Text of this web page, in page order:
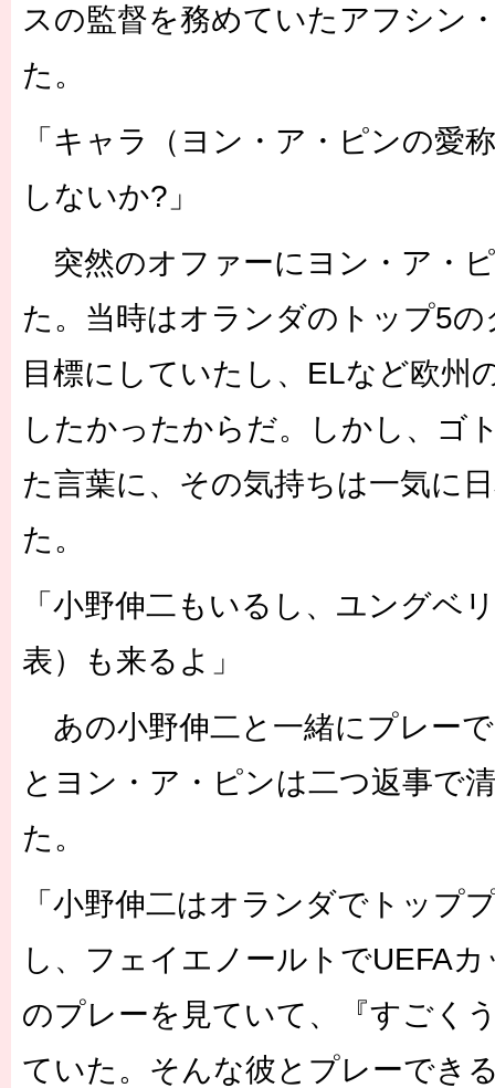
スの監督を務めていたアフシン
た。
「キャラ（ヨン・ア・ピンの愛
しないか?」
突然のオファーにヨン・ア・
た。当時はオランダのトップ5
目標にしていたし、ELなど欧州
したかったからだ。しかし、ゴ
た言葉に、その気持ちは一気に
た。
「小野伸二もいるし、ユングベ
表）も来るよ」
あの小野伸二と一緒にプレー
とヨン・ア・ピンは二つ返事で
た。
「小野伸二はオランダでトップ
し、フェイエノールトでUEFA
のプレーを見ていて、『すごく
ていた。そんな彼とプレーでき